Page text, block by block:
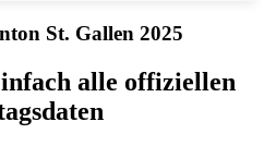
St. Gallen 2025
alle offiziellen